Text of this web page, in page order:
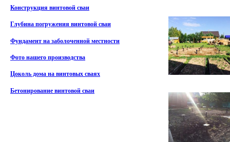
Конструкция винтовой сваи
Глубина погружения винтовой сваи
Фундамент на заболоченной местности
Фото нашего производства
Цоколь дома на винтовых сваях
Бетонирование винтовой сваи